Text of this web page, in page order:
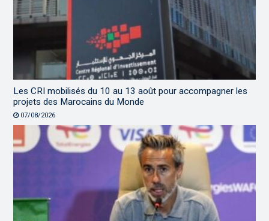
Les CRI mobilisés du 10 au 13 août pour accompagner les
projets des Marocains du Monde
07/08/2026